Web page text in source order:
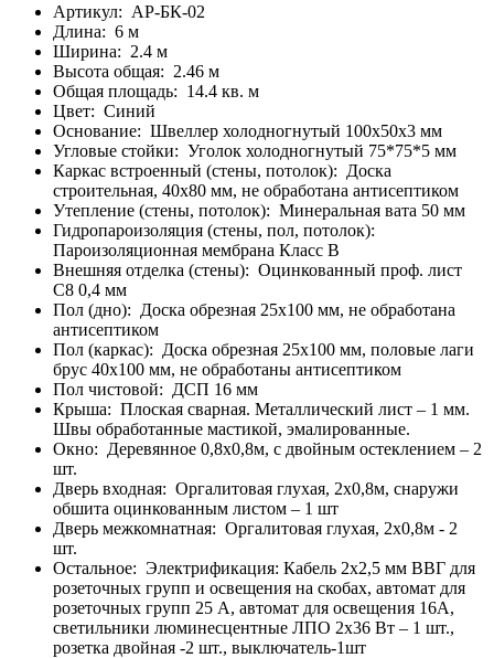
Артикул: АР-БК-02
Длина: 6 м
Ширина: 2.4 м
Высота общая: 2.46 м
Общая площадь: 14.4 кв. м
Цвет: Синий
Основание: Швеллер холодногнутый 100х50х3 мм
Угловые стойки: Уголок холодногнутый 75*75*5 мм
Каркас встроенный (стены, потолок): Доска
строительная, 40х80 мм, не обработана антисептиком
Утепление (стены, потолок): Минеральная вата 50 мм
Гидропароизоляция (стены, пол, потолок):
Пароизоляционная мембрана Класс В
Внешняя отделка (стены): Оцинкованный проф. лист
С8 0,4 мм
Пол (дно): Доска обрезная 25х100 мм, не обработана
антисептиком
Пол (каркас): Доска обрезная 25х100 мм, половые лаги
брус 40х100 мм, не обработаны антисептиком
Пол чистовой: ДСП 16 мм
Крыша: Плоская сварная. Металлический лист – 1 мм.
Швы обработанные мастикой, эмалированные.
Окно: Деревянное 0,8х0,8м, с двойным остеклением – 2
шт.
Дверь входная: Оргалитовая глухая, 2х0,8м, снаружи
обшита оцинкованным листом – 1 шт
Дверь межкомнатная: Оргалитовая глухая, 2х0,8м - 2
шт.
Остальное: Электрификация: Кабель 2х2,5 мм ВВГ для
розеточных групп и освещения на скобах, автомат для
розеточных групп 25 А, автомат для освещения 16А,
светильники люминесцентные ЛПО 2х36 Вт – 1 шт.,
розетка двойная -2 шт., выключатель-1шт